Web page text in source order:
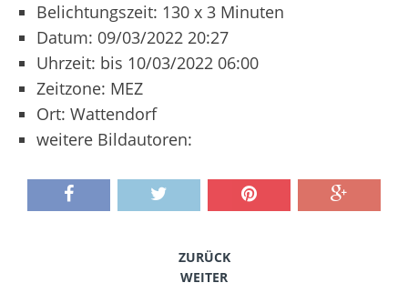
Belichtungszeit: 130 x 3 Minuten
Datum: 09/03/2022 20:27
Uhrzeit: bis 10/03/2022 06:00
Zeitzone: MEZ
Ort: Wattendorf
weitere Bildautoren:
ZURÜCK
WEITER